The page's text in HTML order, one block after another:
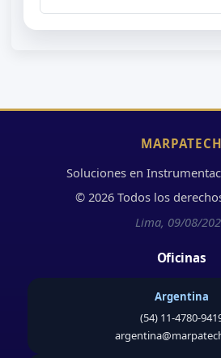
MARPATECH
Soluciones en
© 2026 Todos los
Lima, 09/08/
Oficinas
Argentina
(54) 11-4780-